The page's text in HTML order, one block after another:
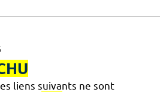
liens suivants ne sont